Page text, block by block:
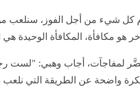
كل شيء من أجل الفوز، سنلعب
هو مكافأة، المكافأة الوحيدة
يُحضَّر لمفاجآت، أجاب وهبي:
واضحة عن الطريقة التي نلعب